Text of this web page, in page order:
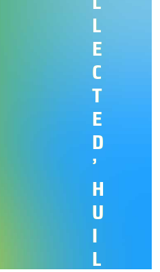
L
E
C
T
E
D
’
H
U
I
L